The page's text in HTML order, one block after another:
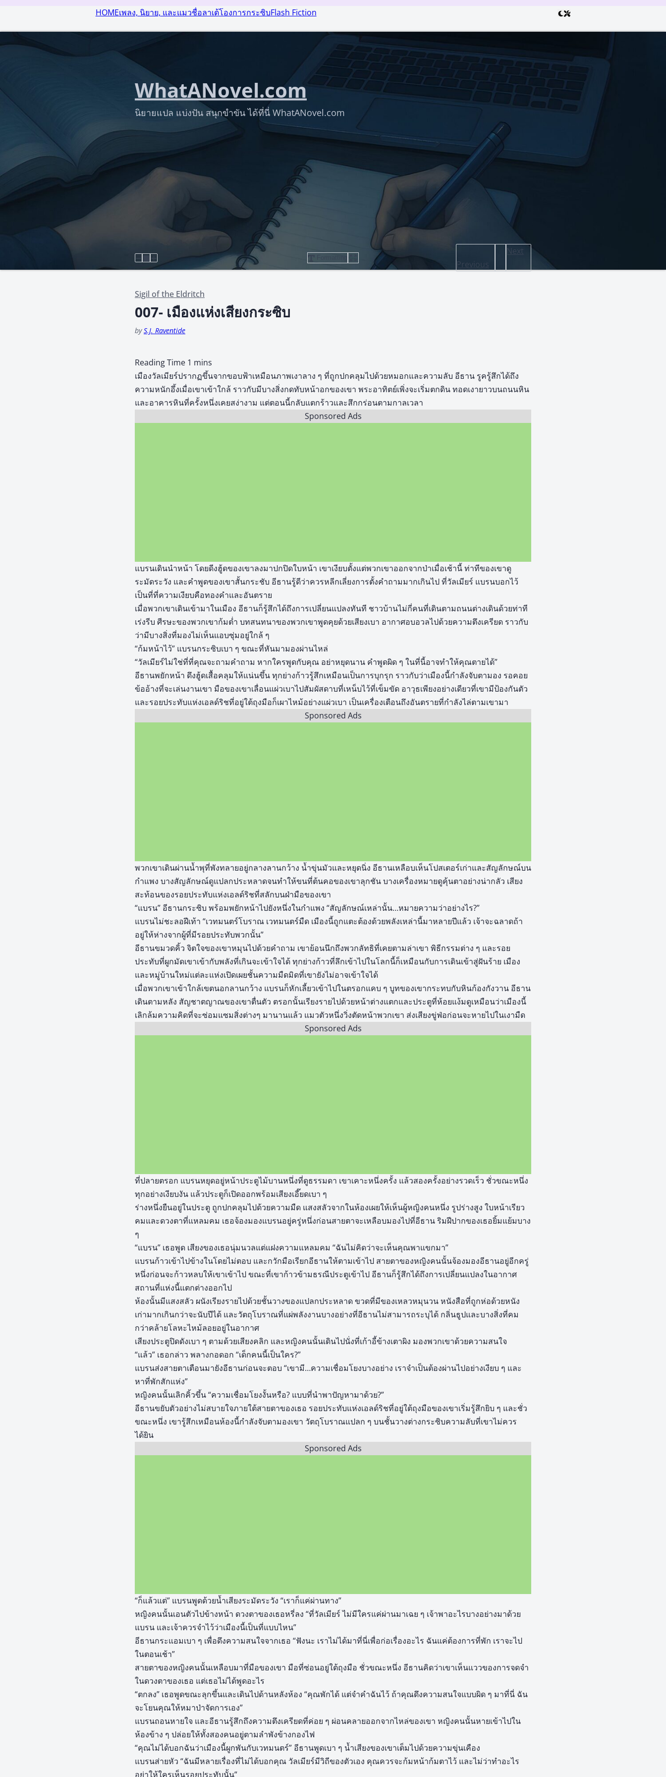
HOMEเพลง, นิยาย, และแมวชื่อลาเต้โองการกระซิบFlash Fiction
WhatANovel.com
นิยายแปล แบ่งปัน สนุกขำขัน ได้ที่นี่ WhatANovel.com
Previous
Next
Sigil of the Eldritch
007- เมืองแห่งเสียงกระซิบ
byS.J. Raventide
เมืองวัลเมียร์ปรากฏขึ้นจากขอบฟ้าเหมือนภาพเงาลาง ๆ ที่ถูกปกคลุมไปด้วยหมอกและความลับ อีธาน รูครู้สึกได้ถึง
ความหนักอึ้งเมื่อเขาเข้าใกล้ ราวกับมีบางสิ่งกดทับหน้าอกของเขา พระอาทิตย์เพิ่งจะเริ่มตกดิน ทอดเงายาวบนถนนหิน
และอาคารหินที่ครั้งหนึ่งเคยสง่างาม แต่ตอนนี้กลับแตกร้าวและสึกกร่อนตามกาลเวลา
Sponsored Ads
แบรนเดินนำหน้า โดยดีงฮู้ดของเขาลงมาปกปิดใบหน้า เขาเงียบตั้งแต่พวกเขาออกจากป่าเมื่อเช้านี้ ท่าทีของเขาดู
ระมัดระวัง และคำพูดของเขาสั้นกระชับ อีธานรู้ดีว่าควรหลีกเลี่ยงการตั้งคำถามมากเกินไป ที่วัลเมียร์ แบรนบอกไว้
เป็นที่ที่ความเงียบคือทองคำและอันตราย
เมื่อพวกเขาเดินเข้ามาในเมือง อีธานก็รู้สึกได้ถึงการเปลี่ยนแปลงทันที ชาวบ้านไม่กี่คนที่เดินตามถนนต่างเดินด้วยท่าที
เร่งรีบ ศีรษะของพวกเขาก้มต่ำ บทสนทนาของพวกเขาพูดคุยด้วยเสียงเบา อากาศอบอวลไปด้วยความตึงเครียด ราวกับ
ว่ามีบางสิ่งที่มองไม่เห็นแอบซุ่มอยู่ใกล้ ๆ
“ก้มหน้าไว้” แบรนกระซิบเบา ๆ ขณะที่หันมามองผ่านไหล่
“วัลเมียร์ไม่ใช่ที่ที่คุณจะถามคำถาม หากใครพูดกับคุณ อย่าหยุดนาน คำพูดผิด ๆ ในที่นี้อาจทำให้คุณตายได้”
อีธานพยักหน้า ดึงฮู้ดเสื้อคลุมให้แน่นขึ้น ทุกย่างก้าวรู้สึกเหมือนเป็นการบุกรุก ราวกับว่าเมืองนี้กำลังจับตามอง รอคอย
ข้ออ้างที่จะเล่นงานเขา มือของเขาเลื่อนแผ่วเบาไปสัมผัสดาบที่เหน็บไว้ที่เข็มขัด อาวุธเพียงอย่างเดียวที่เขามีป้องกันตัว
และรอยประทับแห่งเอลด์ริชที่อยู่ใต้ถุงมือก็เผาไหม้อย่างแผ่วเบา เป็นเครื่องเตือนถึงอันตรายที่กำลังไล่ตามเขามา
Sponsored Ads
พวกเขาเดินผ่านน้ำพุที่พังทลายอยู่กลางลานกว้าง น้ำขุ่นมัวและหยุดนิ่ง อีธานเหลือบเห็นโปสเตอร์เก่าและสัญลักษณ์บน
กำแพง บางสัญลักษณ์ดูแปลกประหลาดจนทำให้ขนที่ต้นคอของเขาลุกชัน บางเครื่องหมายดูคุ้นตาอย่างน่ากลัว เสียง
สะท้อนของรอยประทับแห่งเอลด์ริชที่สลักบนฝ่ามือของเขา
“แบรน” อีธานกระซิบ พร้อมพยักหน้าไปยังหนึ่งในกำแพง “สัญลักษณ์เหล่านั้น…หมายความว่าอย่างไร?”
แบรนไม่ชะลอฝีเท้า “เวทมนตร์โบราณ เวทมนตร์มืด เมืองนี้ถูกแตะต้องด้วยพลังเหล่านี้มาหลายปีแล้ว เจ้าจะฉลาดถ้า
อยู่ให้ห่างจากผู้ที่มีรอยประทับพวกนั้น”
อีธานขมวดคิ้ว จิตใจของเขาหมุนไปด้วยคำถาม เขาย้อนนึกถึงพวกลัทธิที่เคยตามล่าเขา พิธีกรรมต่าง ๆ และรอย
ประทับที่ผูกมัดเขาเข้ากับพลังที่เกินจะเข้าใจได้ ทุกย่างก้าวที่ลึกเข้าไปในโลกนี้ก็เหมือนกับการเดินเข้าสู่ฝันร้าย เมือง
และหมู่บ้านใหม่แต่ละแห่งเปิดเผยชั้นความมืดมิดที่เขายังไม่อาจเข้าใจได้
เมื่อพวกเขาเข้าใกล้เขตนอกลานกว้าง แบรนก็หักเลี้ยวเข้าไปในตรอกแคบ ๆ บูทของเขากระทบกับหินก้องกังวาน อีธาน
เดินตามหลัง สัญชาตญาณของเขาตื่นตัว ตรอกนั้นเรียงรายไปด้วยหน้าต่างแตกและประตูที่ห้อยแง้มดูเหมือนว่าเมืองนี้
เลิกล้มความคิดที่จะซ่อมแซมสิ่งต่างๆ มานานแล้ว แมวตัวหนึ่งวิ่งตัดหน้าพวกเขา ส่งเสียงขู่ฟ่อก่อนจะหายไปในเงามืด
Sponsored Ads
ที่ปลายตรอก แบรนหยุดอยู่หน้าประตูไม้บานหนึ่งที่ดูธรรมดา เขาเคาะหนึ่งครั้ง แล้วสองครั้งอย่างรวดเร็ว ชั่วขณะหนึ่ง
ทุกอย่างเงียบงัน แล้วประตูก็เปิดออกพร้อมเสียงเอี๊ยดเบา ๆ
ร่างหนึ่งยืนอยู่ในประตู ถูกปกคลุมไปด้วยความมืด แสงสลัวจากในห้องเผยให้เห็นผู้หญิงคนหนึ่ง รูปร่างสูง ใบหน้าเรียว
คมและดวงตาที่แหลมคม เธอจ้องมองแบรนอยู่ครู่หนึ่งก่อนสายตาจะเหลือบมองไปที่อีธาน ริมฝีปากของเธอยิ้มแย้มบาง
ๆ
“แบรน” เธอพูด เสียงของเธอนุ่มนวลแต่แฝงความแหลมคม “ฉันไม่คิดว่าจะเห็นคุณพาแขกมา”
แบรนก้าวเข้าไปข้างในโดยไม่ตอบ และกวักมือเรียกอีธานให้ตามเข้าไป สายตาของหญิงคนนั้นจ้องมองอีธานอยู่อีกครู่
หนึ่งก่อนจะก้าวหลบให้เขาเข้าไป ขณะที่เขาก้าวข้ามธรณีประตูเข้าไป อีธานก็รู้สึกได้ถึงการเปลี่ยนแปลงในอากาศ
สถานที่แห่งนี้แตกต่างออกไป
ห้องนั้นมีแสงสลัว ผนังเรียงรายไปด้วยชั้นวางของแปลกประหลาด ขวดที่มีของเหลวหมุนวน หนังสือที่ถูกห่อด้วยหนัง
เก่ามากเกินกว่าจะนับปีได้ และวัตถุโบราณที่แผ่พลังงานบางอย่างที่อีธานไม่สามารถระบุได้ กลิ่นธูปและบางสิ่งที่คม
กว่าคล้ายโลหะไหม้ลอยอยู่ในอากาศ
เสียงประตูปิดดังเบา ๆ ตามด้วยเสียงคลิก และหญิงคนนั้นเดินไปนั่งที่เก้าอี้ข้างเตาผิง มองพวกเขาด้วยความสนใจ
“แล้ว” เธอกล่าว พลางกอดอก “เด็กคนนี้เป็นใคร?”
แบรนส่งสายตาเตือนมายังอีธานก่อนจะตอบ “เขามี…ความเชื่อมโยงบางอย่าง เราจำเป็นต้องผ่านไปอย่างเงียบ ๆ และ
หาที่พักสักแห่ง”
หญิงคนนั้นเลิกคิ้วขึ้น “ความเชื่อมโยงงั้นหรือ? แบบที่นำพาปัญหามาด้วย?”
อีธานขยับตัวอย่างไม่สบายใจภายใต้สายตาของเธอ รอยประทับแห่งเอลด์ริชที่อยู่ใต้ถุงมือของเขาเริ่มรู้สึกยิบ ๆ และชั่ว
ขณะหนึ่ง เขารู้สึกเหมือนห้องนี้กำลังจับตามองเขา วัตถุโบราณแปลก ๆ บนชั้นวางต่างกระซิบความลับที่เขาไม่ควร
ได้ยิน
Sponsored Ads
“ก็แล้วแต่” แบรนพูดด้วยน้ำเสียงระมัดระวัง “เราก็แค่ผ่านทาง”
หญิงคนนั้นเอนตัวไปข้างหน้า ดวงตาของเธอหรี่ลง “ที่วัลเมียร์ ไม่มีใครแค่ผ่านมาเฉย ๆ เจ้าพาอะไรบางอย่างมาด้วย
แบรน และเจ้าควรจำไว้ว่าเมืองนี้เป็นที่แบบไหน”
อีธานกระแอมเบา ๆ เพื่อดึงความสนใจจากเธอ “ฟังนะ เราไม่ได้มาที่นี่เพื่อก่อเรื่องอะไร ฉันแค่ต้องการที่พัก เราจะไป
ในตอนเช้า”
สายตาของหญิงคนนั้นเหลือบมาที่มือของเขา มือที่ซ่อนอยู่ใต้ถุงมือ ชั่วขณะหนึ่ง อีธานคิดว่าเขาเห็นแววของการจดจำ
ในดวงตาของเธอ แต่เธอไม่ได้พูดอะไร
“ตกลง” เธอพูดขณะลุกขึ้นและเดินไปด้านหลังห้อง “คุณพักได้ แต่จำคำฉันไว้ ถ้าคุณดึงความสนใจแบบผิด ๆ มาที่นี่ ฉัน
จะโยนคุณให้หมาป่าจัดการเอง”
แบรนถอนหายใจ และอีธานรู้สึกถึงความตึงเครียดที่ค่อย ๆ ผ่อนคลายออกจากไหล่ของเขา หญิงคนนั้นหายเข้าไปใน
ห้องข้าง ๆ ปล่อยให้ทั้งสองคนอยู่ตามลำพังข้างกองไฟ
“คุณไม่ได้บอกฉันว่าเมืองนี้ผูกพันกับเวทมนตร์” อีธานพูดเบา ๆ น้ำเสียงของเขาเต็มไปด้วยความขุ่นเคือง
แบรนส่ายหัว “ฉันมีหลายเรื่องที่ไม่ได้บอกคุณ วัลเมียร์มีวิถีของตัวเอง คุณควรจะก้มหน้าก้มตาไว้ และไม่ว่าทำอะไร
อย่าให้ใครเห็นรอยประทับนั้น”